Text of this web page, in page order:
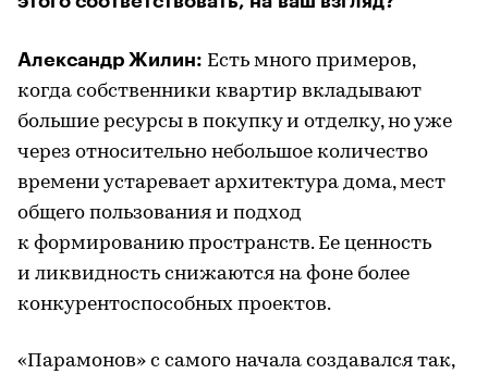
Александр Жилин: Есть много примеров,
когда собственники квартир вкладывают
большие ресурсы в покупку и отделку, но уже
через относительно небольшое количество
времени устаревает архитектура дома, мест
общего пользования и подход
к формированию пространств. Ее ценность
и ликвидность снижаются на фоне более
конкурентоспособных проектов.
«Парамонов» с самого начала создавался так,